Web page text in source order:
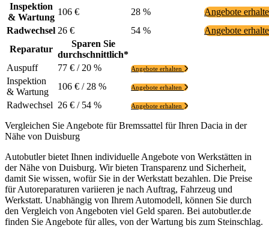
Inspektion
& Wartung
106 € 28 %
Angebote
Radwechsel 26 € 54 %
Angebote
Reparatur
Sparen Sie
durchschnittlich*
Auspuff
77 € / 20 % Angebote erhalten
Inspektion
& Wartung
106 € / 28 % Angebote erhalten
Radwechsel 26 € / 54 % Angebote erhalten
Vergleichen Sie Angebote für Bremssattel für Ihren Dacia in der
Nähe von Duisburg
Autobutler bietet Ihnen individuelle Angebote von Werkstätten in
der Nähe von Duisburg. Wir bieten Transparenz und Sicherheit,
damit Sie wissen, wofür Sie in der Werkstatt bezahlen. Die Preise
für Autoreparaturen variieren je nach Auftrag, Fahrzeug und
Werkstatt. Unabhängig von Ihrem Automodell, können Sie durch
den Vergleich von Angeboten viel Geld sparen. Bei autobutler.de
finden Sie Angebote für alles, von der Wartung bis zum Steinschlag.